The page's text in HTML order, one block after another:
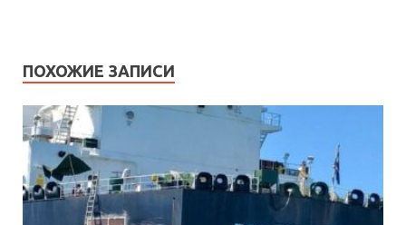
ПОХОЖИЕ ЗАПИСИ